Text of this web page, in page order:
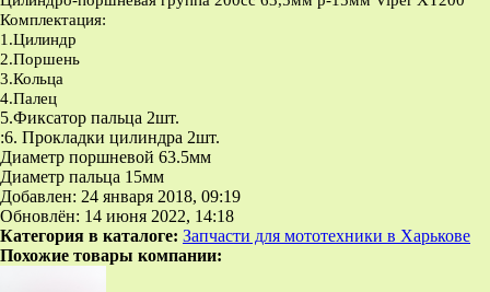
Комплектация:
1.Цилиндр
2.Поршень
3.Кольца
4.Палец
5.Фиксатор пальца 2шт.
:6. Прокладки цилиндра 2шт.
Диаметр поршневой 63.5мм
Диаметр пальца 15мм
Добавлен: 24 января 2018, 09:19
Обновлён: 14 июня 2022, 14:18
Категория в каталоге: Запчасти для мототехники в Харькове
Похожие товары компании: